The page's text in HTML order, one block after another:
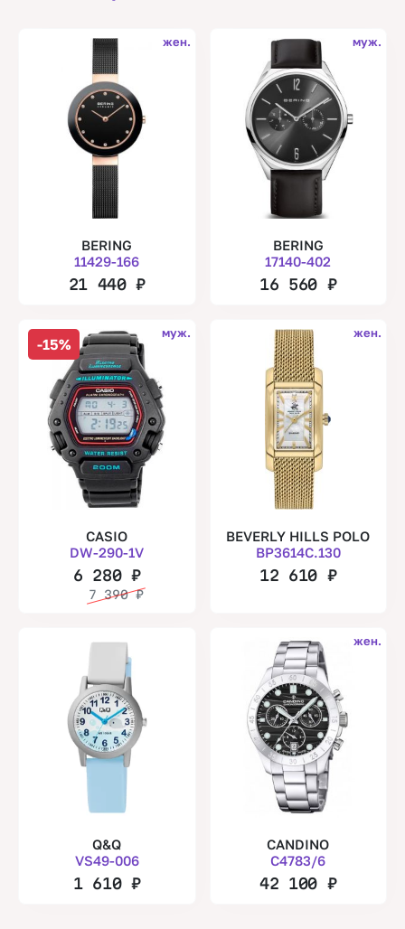
жен.
BERING
11429-166
21 440₽
муж.
BERING
17140-402
16 560 ₽
-15%
муж.
CASIO
DW-290-1V
6 280 ₽
7 390₽
жен.
BEVERLY HILLS POLO
BP3614C.130
12 610 ₽
Q&Q
VS49-006
1 610 ₽
жен.
CANDINO
C4783/6
42 100 ₽